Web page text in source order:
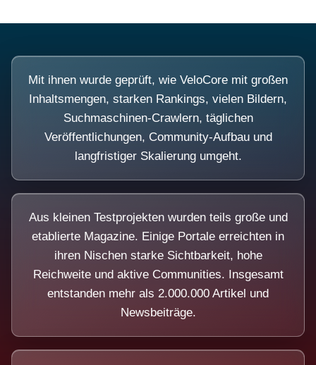
Mit ihnen wurde geprüft, wie VeloCore mit großen
Inhaltsmengen, starken Rankings, vielen Bildern,
Suchmaschinen-Crawlern, täglichen
Veröffentlichungen, Community-Aufbau und
langfristiger Skalierung umgeht.
Aus kleinen Testprojekten wurden teils große und
etablierte Magazine. Einige Portale erreichten in
ihren Nischen starke Sichtbarkeit, hohe
Reichweite und aktive Communities. Insgesamt
entstanden mehr als 2.000.000 Artikel und
Newsbeiträge.